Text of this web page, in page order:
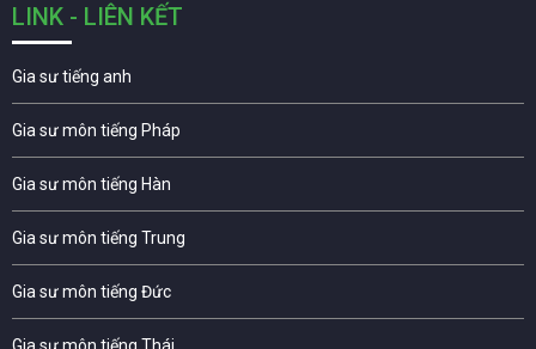
LINK - LIÊN KẾT
Gia sư tiếng anh
Gia sư môn tiếng Pháp
Gia sư môn tiếng Hàn
Gia sư môn tiếng Trung
Gia sư môn tiếng Đức
Gia sư môn tiếng Thái